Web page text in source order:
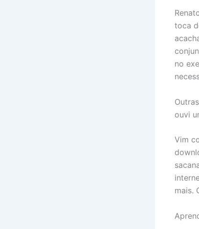
toca
no
ouvi
Vim
mais.